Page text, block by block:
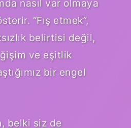
nasıl var olmaya
“Fış etmek”,
belirtisi değil,
ve eşitlik
bir engel
belki siz de